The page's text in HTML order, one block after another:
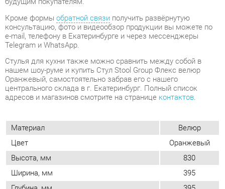
Стулья для кухни также можно сравнить между собой в
нашем шоу-руме и купить Стул Stool Group Флекс велюр
Оранжевый, самостоятельно забрав его с нашего
центрального склада в г. Екатеринбург. Полный список
адресов и магазинов смотрите на страницеконтактов.
Материал
Велюр
Цвет
Оранжевый
Высота, мм
830
Глубина, мм
395
Вес упаковок, кг
6.27
Форма
Квадратные
Обивка
Тканевая
Мягкая спинка
Да